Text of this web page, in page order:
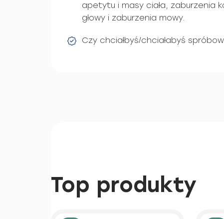
apetytu i masy ciała, zaburzenia
głowy i zaburzenia mowy.
Czy chciałbyś/chciałabyś
Top produkty